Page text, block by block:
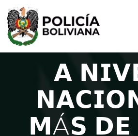
𝗔
𝗠Á𝗦 𝗗𝗘